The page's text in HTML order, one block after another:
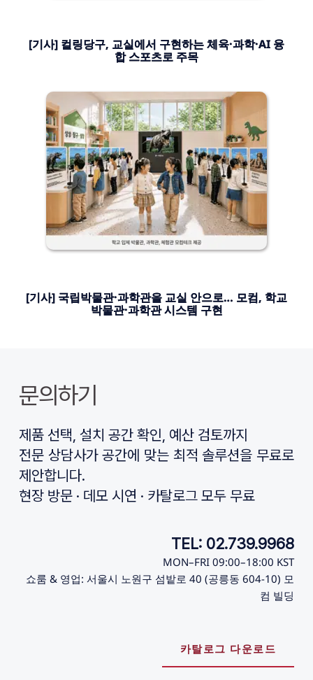
[기사] 컬링당구, 교실에서 구현하는 체육·과학·AI 융
합 스포츠로 주목
[기사] 국립박물관·과학관을 교실 안으로… 모컴, 학교
박물관·과학관 시스템 구현
문의하기
제품 선택, 설치 공간 확인, 예산 검토까지
전문 상담사가 공간에 맞는 최적 솔루션을 무료로
제안합니다.
현장 방문 · 데모 시연 · 카탈로그 모두 무료
TEL: 02.739.9968
MON–FRI 09:00–18:00 KST
쇼룸 & 영업: 서울시 노원구 섬밭로 40 (공릉동 604-10) 모
컴 빌딩
카탈로그 다운로드